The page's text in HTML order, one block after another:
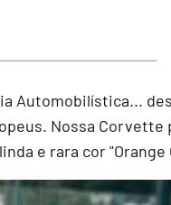
Automobilística...
Nossa
e rara cor